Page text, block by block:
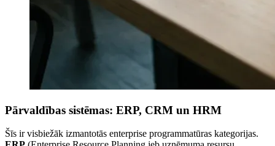
Pārvaldības sistēmas: ERP, CRM un HRM
Šīs ir visbiežāk izmantotās enterprise programmatūras kategorijas.